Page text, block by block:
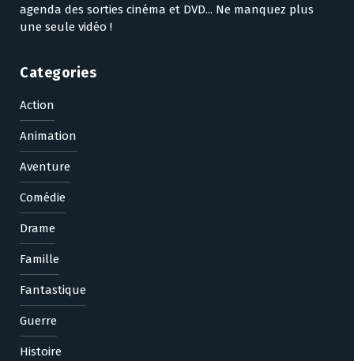
agenda des sorties cinéma et DVD... Ne manquez plus
une seule vidéo !
Categories
Action
Animation
Aventure
Comédie
Drame
Famille
Fantastique
Guerre
Histoire